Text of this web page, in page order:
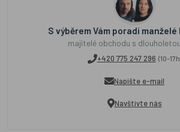
S výběrem Vám poradí
majitelé obchodu s
+420 775 247 296 (10-
Napište e-mail
Navštivte nás